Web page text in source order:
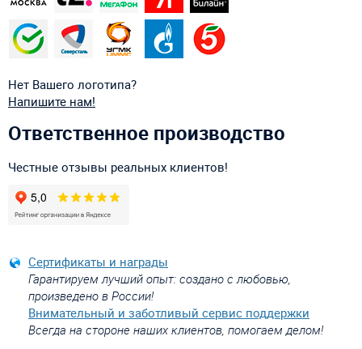
Нет Вашего логотипа?
Напишите нам!
Ответственное производство
Честные отзывы реальных клиентов!
Сертификаты и награды
Гарантируем лучший опыт: создано с любовью,
произведено в России!
Внимательный и заботливый сервис поддержки
Всегда на стороне наших клиентов, помогаем делом!